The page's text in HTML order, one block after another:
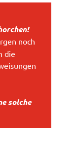
noch
die
solche